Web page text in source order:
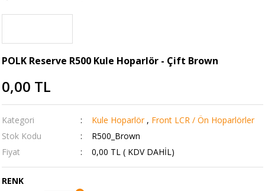
POLK Reserve R500 Kule Hoparlör - Çift Brown
0,00 TL
Kategori Kule Hoparlör , Front LCR / Ön Hoparlörler
Stok Kodu
R500_Brown
Fiyat
0,00 TL ( KDV DAHİL)
RENK